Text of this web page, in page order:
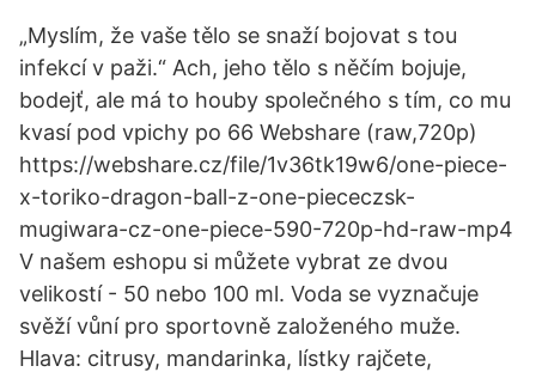
„Myslím, že vaše tělo se snaží bojovat s tou
infekcí v paži.“ Ach, jeho tělo s něčím bojuje,
bodejť, ale má to houby společného s tím, co mu
kvasí pod vpichy po 66 Webshare (raw,720p)
https://webshare.cz/file/1v36tk19w6/one-piece-
x-toriko-dragon-ball-z-one-piececzsk-
mugiwara-cz-one-piece-590-720p-hd-raw-mp4
V našem eshopu si můžete vybrat ze dvou
velikostí - 50 nebo 100 ml. Voda se vyznačuje
svěží vůní pro sportovně založeného muže.
Hlava: citrusy, mandarinka, lístky rajčete,